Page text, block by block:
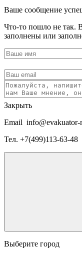
Ваше сообщение
Что-то пошло не так.
заполнены или
Закрыть
Email info@evakuator-
Тел. +7(499)113-63-48
Выберите город